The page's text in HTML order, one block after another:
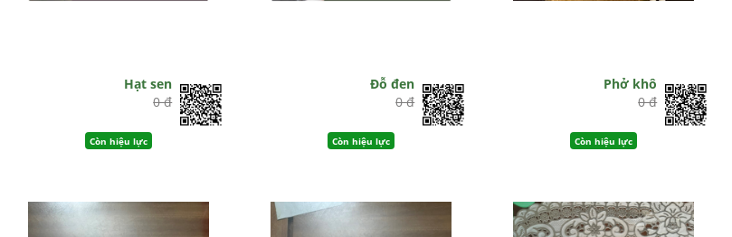
Hạt sen
0 đ
Còn hiệu lực
Đỗ đen
0 đ
Còn hiệu lực
Phở khô
0 đ
Còn hiệu lực